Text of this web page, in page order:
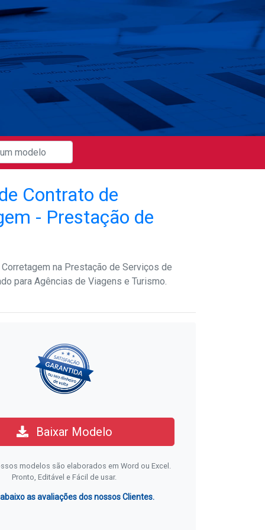
Contrato de
- Prestação de
na Prestação de Serviços de
para Agências de Viagens e Turismo.
Baixar Modelo
modelos são elaborados em Word ou Excel.
Pronto, Editável e Fácil de usar.
abaixo as avaliações dos nossos Clientes.